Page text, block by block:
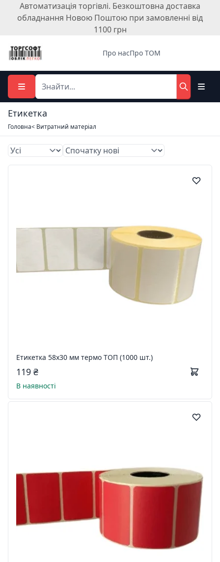
Автоматизація торгівлі. Безкоштовна доставка
обладнання Новою Поштою при замовленні від
1100 грн
Про насПро ТОМ
Етикетка
Головна< Витратний матеріал
Етикетка 58x30 мм термо ТОП (1000 шт.)
119 ₴
В наявності